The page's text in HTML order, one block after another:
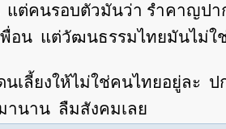
แต่คนรอบตัวมันว่า รำคาญป
พื่อน แต่วัฒนธรรมไทยมันไม่
ดนเลี้ยงให้ไม่ใช่คนไทยอยู่ละ
านาน ลืมสังคมเลย